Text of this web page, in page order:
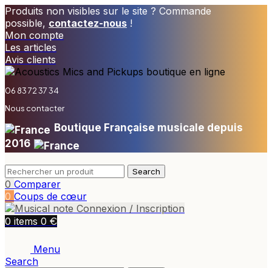
Produits non visibles sur le site ? Commande
possible, contactez-nous !
Mon compte
Les articles
Avis clients
06 83 72 37 34
Nous contacter
Boutique Française musicale depuis
2016
Search
0 Comparer
0 Coups de cœur
Connexion / Inscription
0 items 0 €
Menu
Search